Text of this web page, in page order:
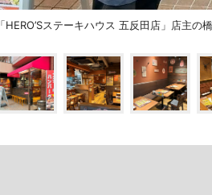
「HERO’Sステーキハウス 五反田店」店主の